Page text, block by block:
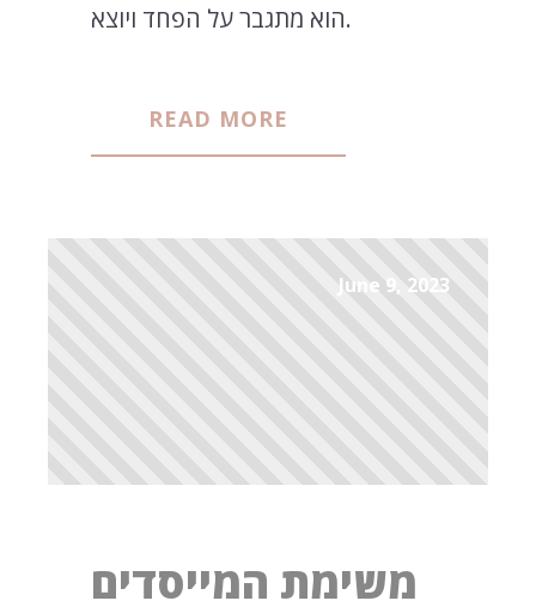
הוא מתגבר על הפחד ויוצא.
READ MORE
June 9, 2023
משימת המייסדים